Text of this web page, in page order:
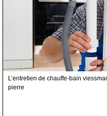
L’entretien de chauffe-bain
pierre